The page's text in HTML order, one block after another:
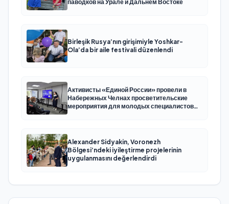
паводков на Урале и Дальнем Востоке
Birleşik Rusya’nın girişimiyle Yoshkar-
Ola’da bir aile festivali düzenlendi
Активисты «Единой России» провели в
Набережных Челнах просветительские
мероприятия для молодых специалистов
Alexander Sidyakin, Voronezh
Bölgesi’ndeki iyileştirme projelerinin
uygulanmasını değerlendirdi